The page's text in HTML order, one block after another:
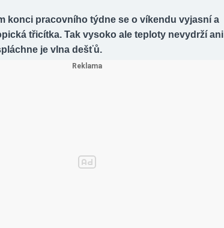
konci pracovního týdne se o víkendu vyjasní a
třicítka. Tak vysoko ale teploty nevydrží ani
je vlna dešťů.